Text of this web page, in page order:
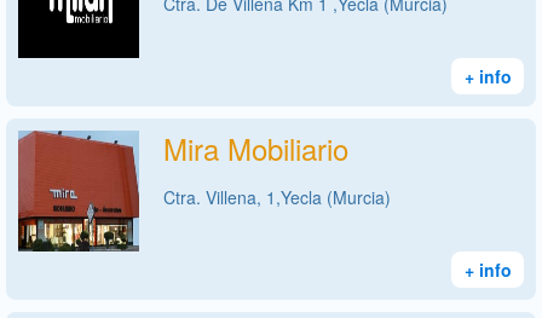
+ info
Mira Mobiliario
Ctra. Villena, 1,Yecla (Murcia)
+ info